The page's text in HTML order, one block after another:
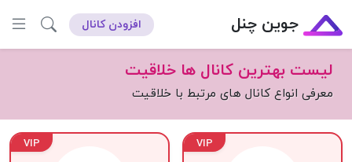
جوین چنل افزودن کانال
لیست بهترین کانال ها خلاقیت
معرفی انواع کانال های مرتبط با خلاقیت
VIP
VIP